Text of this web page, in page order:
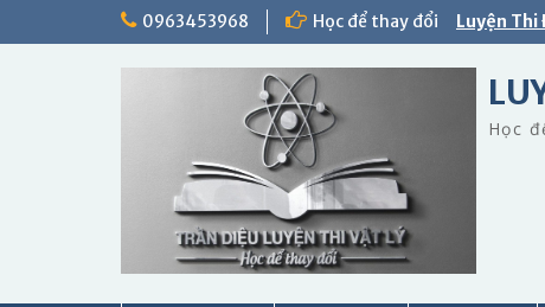
0963453968 Học để thay đổi Luyện Thi
Học